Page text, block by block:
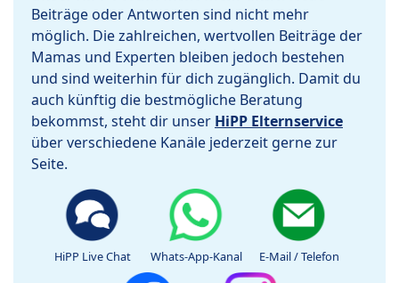
Beiträge oder Antworten sind nicht mehr
möglich. Die zahlreichen, wertvollen Beiträge der
Mamas und Experten bleiben jedoch bestehen
und sind weiterhin für dich zugänglich. Damit du
auch künftig die bestmögliche Beratung
bekommst, steht dir unser HiPP Elternservice
über verschiedene Kanäle jederzeit gerne zur
Seite.
HiPP Live Chat Whats-App-Kanal E-Mail / Telefon